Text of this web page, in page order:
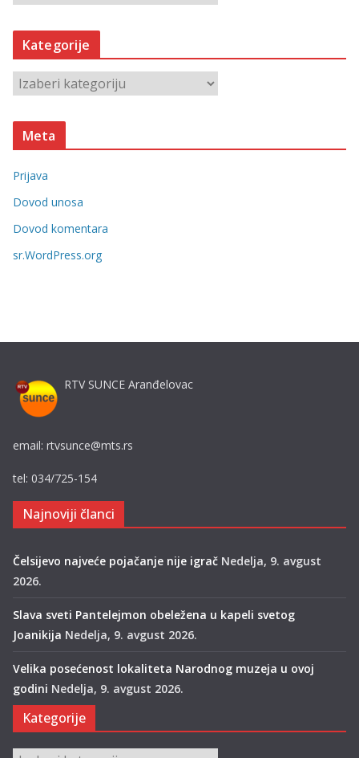
h
v
Kategorije
t
o
r
i
e
Meta
Prijava
Dovod unosa
Dovod komentara
sr.WordPress.org
RTV SUNCE Aranđelovac
email: rtvsunce@mts.rs
tel: 034/725-154
Najnoviji članci
Čelsijevo najveće pojačanje nije igrač Nedelja, 9. avgust
2026.
Slava sveti Pantelejmon obeležena u kapeli svetog
Joanikija Nedelja, 9. avgust 2026.
Velika posećenost lokaliteta Narodnog muzeja u ovoj
godini Nedelja, 9. avgust 2026.
Kategorije